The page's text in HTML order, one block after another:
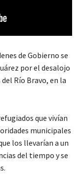
de Gobierno se
por el desalojo
Río Bravo, en la
que vivían
municipales
los llevarían a un
del tiempo y se